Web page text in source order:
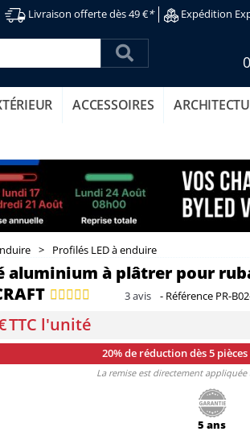
Livraison offerte dès 49 €* Expédition
ACCESSOIRES
> Profilés LED à enduire
aluminium à plâtrer pour
3avis - Référence PR-
TTC l'unité
20% de réduction dès 5
La remise est directement
5 ans